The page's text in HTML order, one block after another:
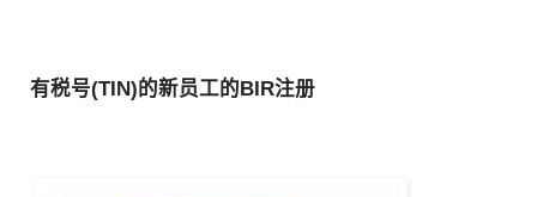
有税号(TIN) 的新员工的 BIR注册